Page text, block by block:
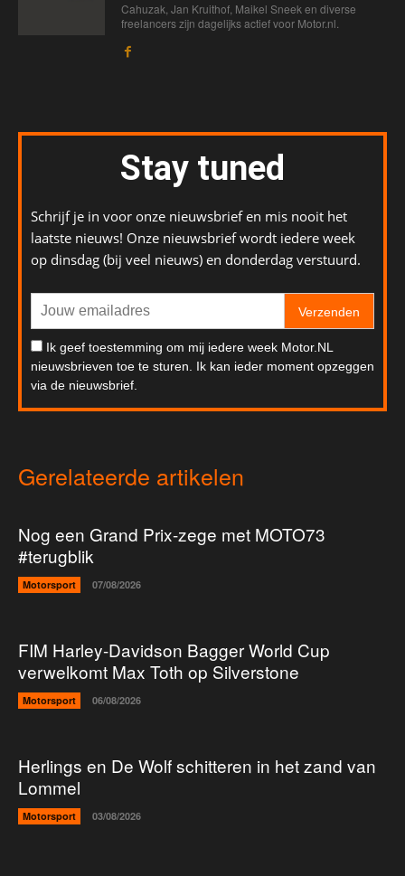
Cahuzak, Jan Kruithof, Maikel Sneek en diverse
freelancers zijn dagelijks actief voor Motor.nl.
Stay tuned
Schrijf je in voor onze nieuwsbrief en mis nooit het
laatste nieuws! Onze nieuwsbrief wordt iedere week
op dinsdag (bij veel nieuws) en donderdag verstuurd.
Verzenden
Ik geef toestemming om mij iedere week Motor.NL
nieuwsbrieven toe te sturen. Ik kan ieder moment opzeggen
via de nieuwsbrief.
Gerelateerde artikelen
Nog een Grand Prix-zege met MOTO73
#terugblik
Motorsport 07/08/2026
FIM Harley-Davidson Bagger World Cup
verwelkomt Max Toth op Silverstone
Motorsport 06/08/2026
Herlings en De Wolf schitteren in het zand van
Lommel
Motorsport 03/08/2026